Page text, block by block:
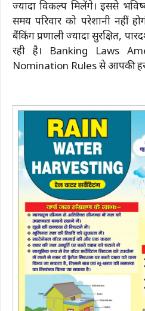
ज्यादा विकल्प मिलेंगे। इससे
समय परिवार को परेशानी नहीं
बैंकिंग प्रणाली ज्यादा सुरक्षित,
रही है। Banking Laws
Nomination Rules से आपकी हर